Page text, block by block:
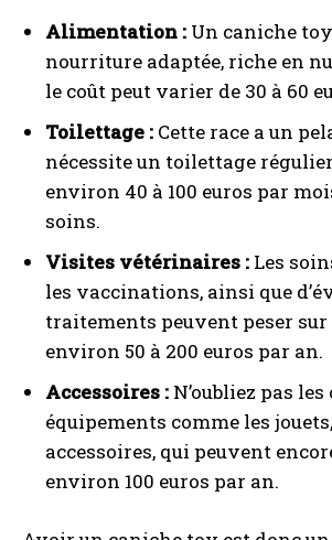
I WANT IN
I've read and accept thePrivacy Policy.
A LIRE : Races de chiens
chats : éviter les conflits
Alimentation : Un caniche
nourriture adaptée, riche en
le coût peut varier de 30 à 60
Toilettage : Cette race a un
nécessite un toilettage
environ 40 à 100 euros par
soins.
Visites vétérinaires : Les
les vaccinations, ainsi que
traitements peuvent peser sur
environ 50 à 200 euros par an.
Accessoires : N’oubliez pas
équipements comme les
accessoires, qui peuvent
environ 100 euros par an.